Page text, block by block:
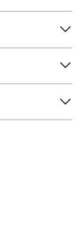
部署。探索開
式。這是一種可
、模擬與協作。
產與環境，還
負載。